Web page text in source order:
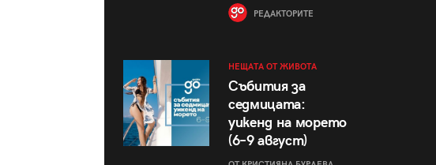
РЕДАКТОРИТЕ
НЕЩАТА ОТ ЖИВОТА
Събития за
седмицата:
уикенд на морето
(6–9 август)